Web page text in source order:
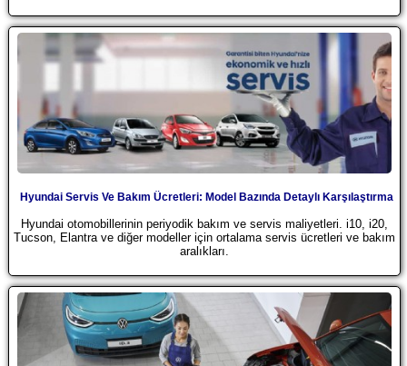
Hyundai Servis Ve Bakım Ücretleri: Model Bazında Detaylı Karşılaştırma
Hyundai otomobillerinin periyodik bakım ve servis maliyetleri. i10, i20,
Tucson, Elantra ve diğer modeller için ortalama servis ücretleri ve bakım
aralıkları.